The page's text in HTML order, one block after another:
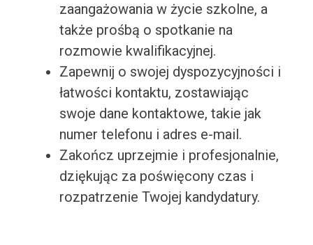
zaangażowania w życie szkolne, a
także prośbą o spotkanie na
rozmowie kwalifikacyjnej.
Zapewnij o swojej dyspozycyjności i
łatwości kontaktu, zostawiając
swoje dane kontaktowe, takie jak
numer telefonu i adres e-mail.
Zakończ uprzejmie i profesjonalnie,
dziękując za poświęcony czas i
rozpatrzenie Twojej kandydatury.